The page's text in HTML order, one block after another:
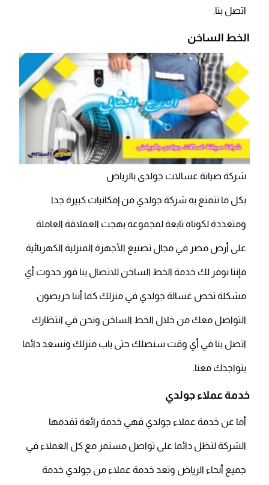
اتصل بنا.
الخط الساخن
شركة صيانة غسالات جولدى بالرياض
بكل ما تتمتع به شركة جولدي من إمكانيات كبيرة جدا
ومتعددة لكوناه تابعة لمجموعة بهجت العملاقة العاملة
على أرض مصر في مجال تصنيع الأجهزة المنزلية الكهربائية
فإننا نوفر لك خدمة الخط الساخن للاتصال بنا فور حدوث أي
مشكلة تخص غسالة جولدي في منزلك كما أننا حريصون
التواصل معك من خلال الخط الساخن ونحن في انتظارك
اتصل بنا في أي وقت سنصلك حتى باب منزلك ونسعد دائما
بتواجدك معنا.
خدمة عملاء جولدي
أما عن خدمة عملاء جولدي فهي خدمة رائعة تقدمها
الشركة لتظل دائما على تواصل مستمر مع كل العملاء في
جميع أنحاء الرياض وتعد خدمة عملاء من جولدي خدمة